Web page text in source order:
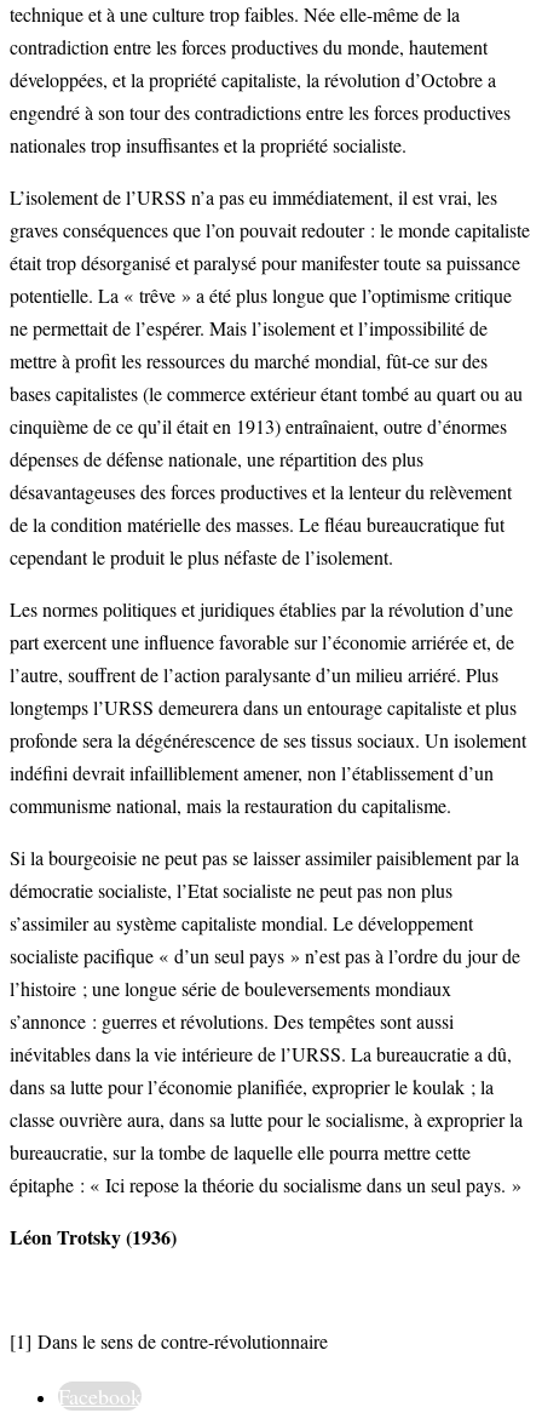
technique et à une culture trop faibles. Née elle-même de la
contradiction entre les forces productives du monde, hautement
développées, et la propriété capitaliste, la révolution d’Octobre a
engendré à son tour des contradictions entre les forces productives
nationales trop insuffisantes et la propriété socialiste.
L’isolement de l’URSS n’a pas eu immédiatement, il est vrai, les
graves conséquences que l’on pouvait redouter : le monde capitaliste
était trop désorganisé et paralysé pour manifester toute sa puissance
potentielle. La « trêve » a été plus longue que l’optimisme critique
ne permettait de l’espérer. Mais l’isolement et l’impossibilité de
mettre à profit les ressources du marché mondial, fût-ce sur des
bases capitalistes (le commerce extérieur étant tombé au quart ou au
cinquième de ce qu’il était en 1913) entraînaient, outre d’énormes
dépenses de défense nationale, une répartition des plus
désavantageuses des forces productives et la lenteur du relèvement
de la condition matérielle des masses. Le fléau bureaucratique fut
cependant le produit le plus néfaste de l’isolement.
Les normes politiques et juridiques établies par la révolution d’une
part exercent une influence favorable sur l’économie arriérée et, de
l’autre, souffrent de l’action paralysante d’un milieu arriéré. Plus
longtemps l’URSS demeurera dans un entourage capitaliste et plus
profonde sera la dégénérescence de ses tissus sociaux. Un isolement
indéfini devrait infailliblement amener, non l’établissement d’un
communisme national, mais la restauration du capitalisme.
Si la bourgeoisie ne peut pas se laisser assimiler paisiblement par la
démocratie socialiste, l’Etat socialiste ne peut pas non plus
s’assimiler au système capitaliste mondial. Le développement
socialiste pacifique « d’un seul pays » n’est pas à l’ordre du jour de
l’histoire ; une longue série de bouleversements mondiaux
s’annonce : guerres et révolutions. Des tempêtes sont aussi
inévitables dans la vie intérieure de l’URSS. La bureaucratie a dû,
dans sa lutte pour l’économie planifiée, exproprier le koulak ; la
classe ouvrière aura, dans sa lutte pour le socialisme, à exproprier la
bureaucratie, sur la tombe de laquelle elle pourra mettre cette
épitaphe : « Ici repose la théorie du socialisme dans un seul pays. »
Léon Trotsky (1936)
[1] Dans le sens de contre-révolutionnaire
Facebook